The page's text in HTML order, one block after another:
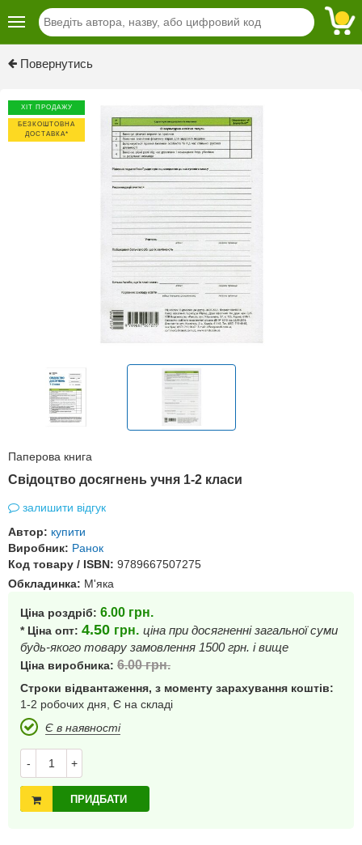
Повернутись
ХІТ ПРОДАЖУ
БЕЗКОШТОВНА
ДОСТАВКА*
Паперова книга
Свідоцтво досягнень учня 1-2 класи
залишити відгук
Автор: купити
Виробник: Ранок
Код товару / ISBN: 9789667507275
Обкладинка: М'яка
Ціна роздріб: 6.00 грн.
* Ціна опт: 4.50 грн. ціна при досягненні загальної суми
будь-якого товару замовлення 1500 грн. і вище
Ціна виробника: 6.00грн.
Строки відвантаження, з моменту зарахування коштів:
1-2 робочих дня, Є на складі
Є в наявності
- +
ПРИДБАТИ